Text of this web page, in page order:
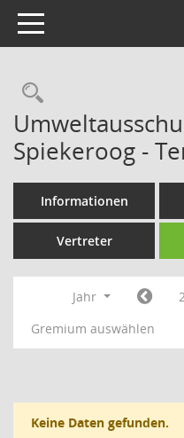
Toggle navigation
Spiekeroog -
Informationen
Vertreter
Jahr
Gremium auswählen
Keine Daten gefunden.